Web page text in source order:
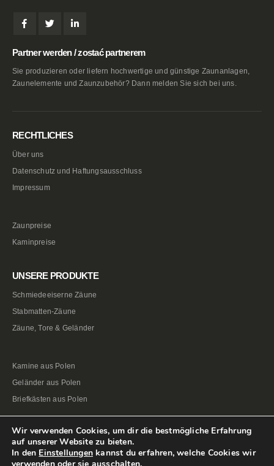
Partner werden / zostać partnerem
Sie produzieren oder liefern hochwertige und günstige Zaunanlagen,
Zaunelemente und Zaunzubehör? Dann melden Sie sich bei uns.
RECHTLICHES
Über uns
Datenschutz und Haftungsausschluss
Impressum
Zaunpreise
Kaminpreise
UNSERE PRODUKTE
Schmiedeeiserne Zäune
Stabmatten-Zäune
Zäune, Tore & Geländer
Kamine aus Polen
Geländer aus Polen
Briefkästen aus Polen
Wir verwenden Cookies, um dir die bestmögliche Erfahrung
auf unserer Website zu bieten.
In den Einstellungen kannst du erfahren, welche Cookies wir